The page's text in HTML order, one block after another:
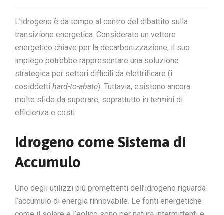
L’idrogeno è da tempo al centro del dibattito sulla
transizione energetica. Considerato un vettore
energetico chiave per la decarbonizzazione, il suo
impiego potrebbe rappresentare una soluzione
strategica per settori difficili da elettrificare (i
cosiddetti hard-to-abate). Tuttavia, esistono ancora
molte sfide da superare, soprattutto in termini di
efficienza e costi.
Idrogeno come Sistema di
Accumulo
Uno degli utilizzi più promettenti dell’idrogeno riguarda
l’accumulo di energia rinnovabile. Le fonti energetiche